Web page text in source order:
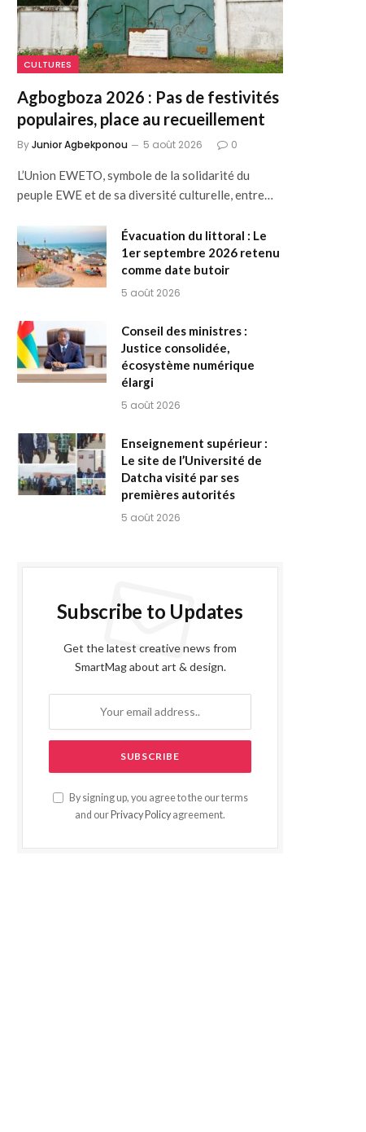
CULTURES
Agbogboza 2026 : Pas de festivités
populaires, place au recueillement
ByJunior Agbekponou 5 août 2026 0
L’Union EWETO, symbole de la solidarité du
peuple EWE et de sa diversité culturelle, entre…
Évacuation du littoral : Le
1er septembre 2026 retenu
comme date butoir
5 août 2026
Conseil des ministres :
Justice consolidée,
écosystème numérique
élargi
5 août 2026
Enseignement supérieur :
Le site de l’Université de
Datcha visité par ses
premières autorités
5 août 2026
Subscribe to Updates
Get the latest creative news from
SmartMag about art & design.
By signing up, you agree to the our terms
and our Privacy Policy agreement.